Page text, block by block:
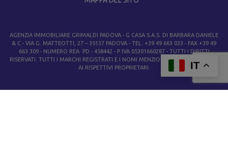
AGENZIA IMMOBILIARE GRIMALDI PADOVA - G CASA S.A.S. DI BARBARA DANIELE
& C - VIA G. MATTEOTTI, 27 – 35137 PADOVA - TEL. +39 49 663 033 - FAX +39 49
663 309 - NUMERO REA PD - 458442 - P IVA 05301660287 - TUTTI I DIRITTI
RISERVATI. TUTTI I MARCHI REGISTRATI E I NOMI MENZIONATI APPARTENGONO
AI RISPETTIVI PROPRIETARI.
IT